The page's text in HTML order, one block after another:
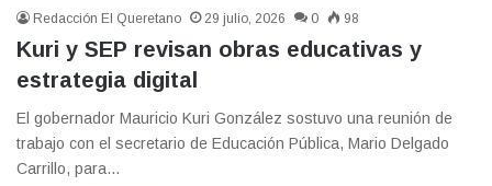
Redacción El Queretano 29 julio, 2026 0 98
Kuri y SEP revisan obras educativas y
estrategia digital
El gobernador Mauricio Kuri González sostuvo una reunión de
trabajo con el secretario de Educación Pública, Mario Delgado
Carrillo, para…